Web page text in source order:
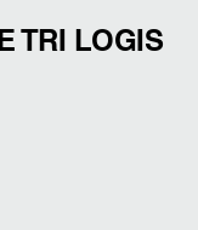
TRI LOGIS